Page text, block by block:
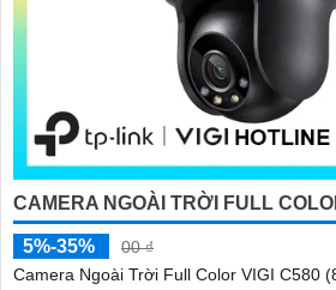
CAMERA NGOÀI TRỜI FULL
5%-35%
00 ₫
Camera Ngoài Trời Full Color VIGI C580